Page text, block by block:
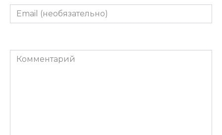
Email
(необязательно)
Комментарий